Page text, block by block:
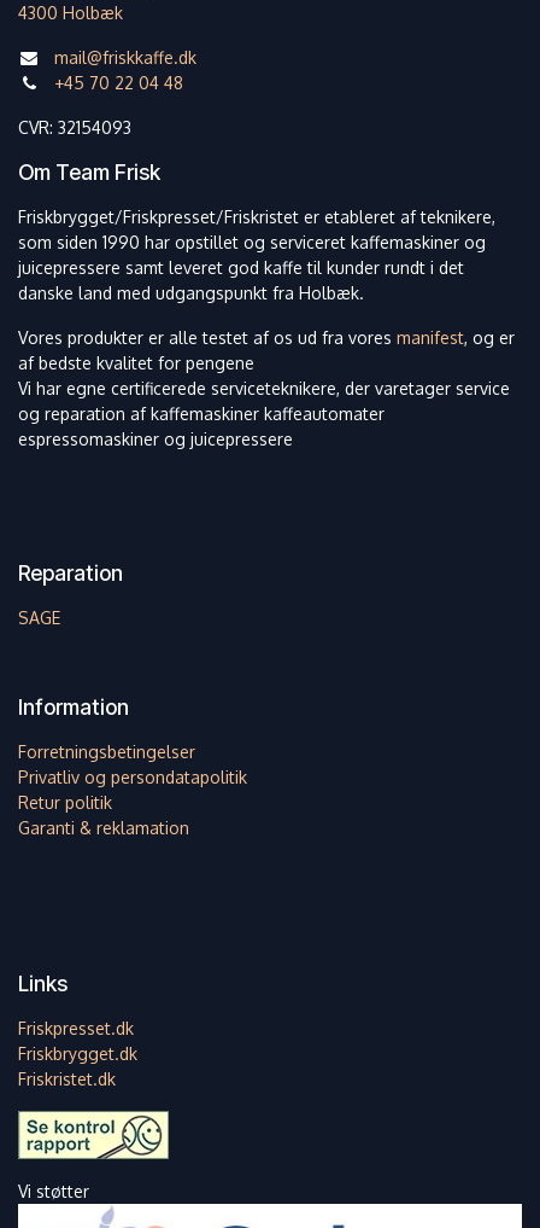
4300 Holbæk
mail@friskkaffe.dk
+45 70 22 04 48
CVR: 32154093
Om Team Frisk
Friskbrygget/Friskpresset/Friskristet er etableret af teknikere,
som siden 1990 har opstillet og serviceret kaffemaskiner og
juicepressere samt leveret god kaffe til kunder rundt i det
danske land med udgangspunkt fra Holbæk.
Vores produkter er alle testet af os ud fra vores manifest, og er
af bedste kvalitet for pengene
Vi har egne certificerede serviceteknikere, der varetager service
og reparation af kaffemaskiner kaffeautomater
espressomaskiner og juicepressere
Reparation
SAGE
Information
Forretningsbetingelser
Privatliv og persondatapolitik
Retur politik
Garanti & reklamation
Links
Friskpresset.dk
Friskbrygget.dk
Friskristet.dk
Vi støtter